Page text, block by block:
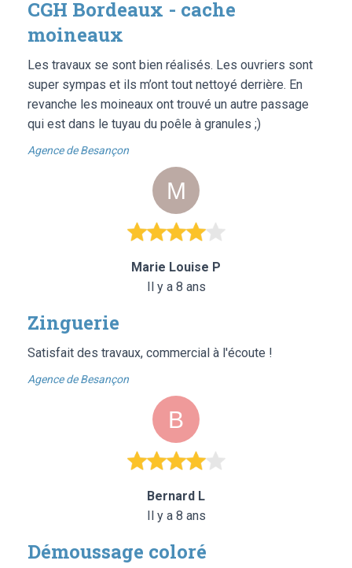
CGH Bordeaux - cache
moineaux
Les travaux se sont bien réalisés. Les ouvriers sont
super sympas et ils m’ont tout nettoyé derrière. En
revanche les moineaux ont trouvé un autre passage
qui est dans le tuyau du poêle à granules ;)
Agence de Besançon
Marie Louise P
Il y a 8 ans
Zinguerie
Satisfait des travaux, commercial à l'écoute !
Agence de Besançon
Bernard L
Il y a 8 ans
Démoussage coloré